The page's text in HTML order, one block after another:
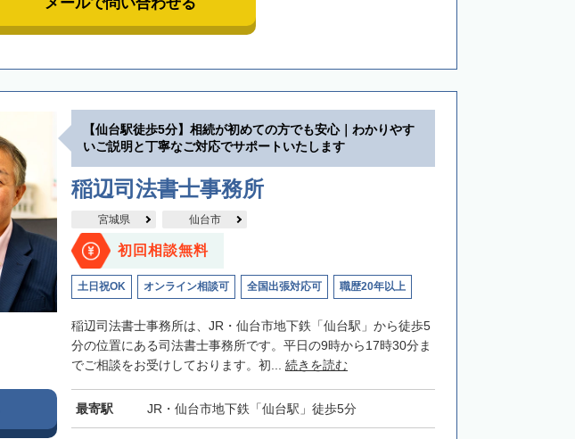
【仙台駅徒歩5分】相続が初めての方でも安心｜わかりやす
いご説明と丁寧なご対応でサポートいたします
稲辺司法書士事務所
宮城県 仙台市
初回相談無料
土日祝OK オンライン相談可 全国出張対応可 職歴20年以上
稲辺司法書士事務所は、JR・仙台市地下鉄「仙台駅」から徒歩5
分の位置にある司法書士事務所です。平日の9時から17時30分ま
でご相談をお受けしております。初... 続きを読む
最寄駅 JR・仙台市地下鉄「仙台駅」徒歩5分